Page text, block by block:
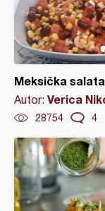
Meksička
Autor: Verica
28754 4